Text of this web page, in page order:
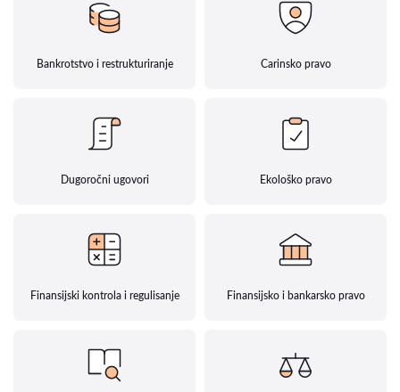
Bankrotstvo i restrukturiranje Carinsko pravo
Dugoročni ugovori Ekološko pravo
Finansijski kontrola i regulisanje Finansijsko i bankarsko pravo